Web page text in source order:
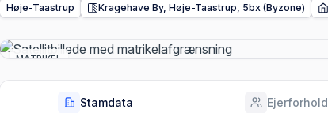
Høje-Taastrup Kragehave By, Høje-Taastrup, 5bx (Byzone)
MATRIKEL
Stamdata Ejerforhold